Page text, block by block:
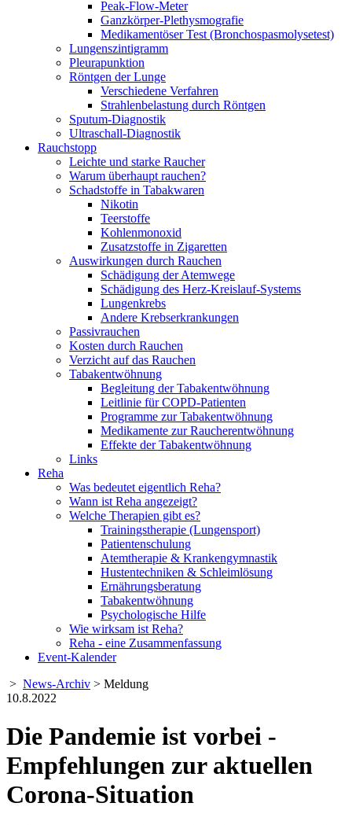
Peak-Flow-Meter
Ganzkörper-Plethysmografie
Medikamentöser Test (Bronchospasmolysetest)
Lungenszintigramm
Pleurapunktion
Röntgen der Lunge
Verschiedene Verfahren
Strahlenbelastung durch Röntgen
Sputum-Diagnostik
Ultraschall-Diagnostik
Rauchstopp
Leichte und starke Raucher
Warum überhaupt rauchen?
Schadstoffe in Tabakwaren
Nikotin
Teerstoffe
Kohlenmonoxid
Zusatzstoffe in Zigaretten
Auswirkungen durch Rauchen
Schädigung der Atemwege
Schädigung des Herz-Kreislauf-Systems
Lungenkrebs
Andere Krebserkrankungen
Passivrauchen
Kosten durch Rauchen
Verzicht auf das Rauchen
Tabakentwöhnung
Begleitung der Tabakentwöhnung
Leitlinie für COPD-Patienten
Programme zur Tabakentwöhnung
Medikamente zur Raucherentwöhnung
Effekte der Tabakentwöhnung
Links
Reha
Was bedeutet eigentlich Reha?
Wann ist Reha angezeigt?
Welche Therapien gibt es?
Trainingstherapie (Lungensport)
Patientenschulung
Atemtherapie & Krankengymnastik
Hustentechniken & Schleimlösung
Ernährungsberatung
Tabakentwöhnung
Psychologische Hilfe
Wie wirksam ist Reha?
Reha - eine Zusammenfassung
Event-Kalender
> News-Archiv > Meldung
10.8.2022
Die Pandemie ist vorbei -
Empfehlungen zur aktuellen
Corona-Situation